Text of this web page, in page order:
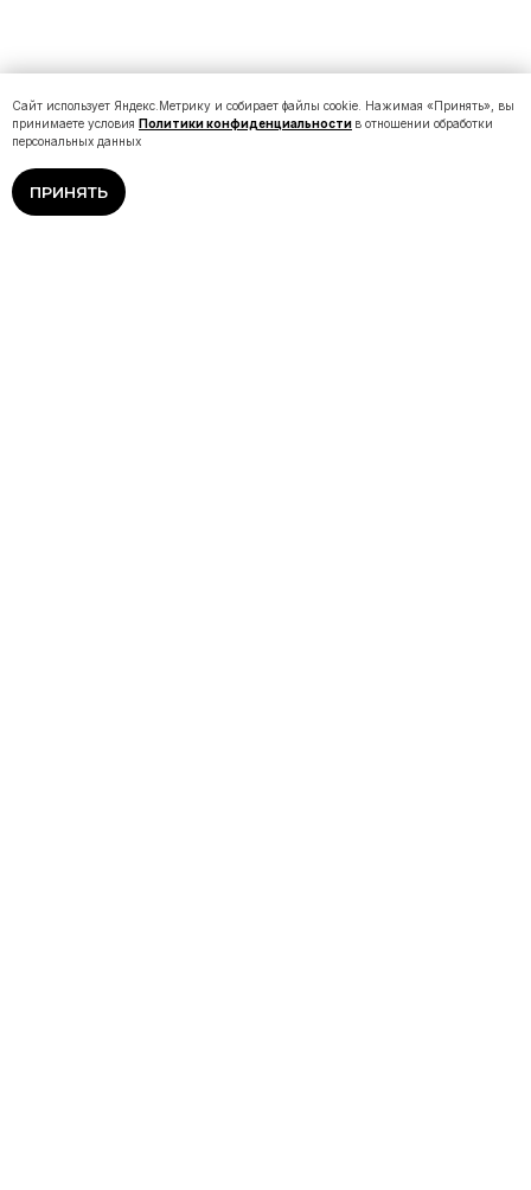
Сайт использует Яндекс.Метрику и собирает файлы cookie. Нажимая «Принять», вы
принимаете условия Политики конфиденциальности в отношении обработки
персональных данных
ПРИНЯТЬ